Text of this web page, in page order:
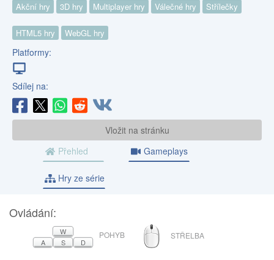
Akční hry 3D hry Multiplayer hry Válečné hry Střílečky
HTML5 hry WebGL hry
Platformy:
Sdílej na:
Vložit na stránku
Přehled
Gameplays
Hry ze série
Ovládání:
W
A
S D
POHYB MYŠ
STŘELBA